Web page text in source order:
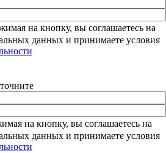
на кнопку, вы соглашаетесь на
данных и принимаете условия
на кнопку, вы соглашаетесь на
данных и принимаете условия